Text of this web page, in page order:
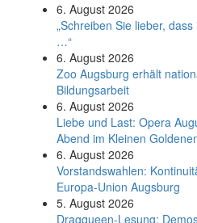
6. August 2026
„Schreiben Sie lieber,
…“
6. August 2026
Zoo Augsburg erhält
Bildungsarbeit
6. August 2026
Liebe und Last: Opera
Abend im Kleinen
6. August 2026
Vorstandswahlen:
Europa-Union Augsburg
5. August 2026
Dragqueen-Lesung: